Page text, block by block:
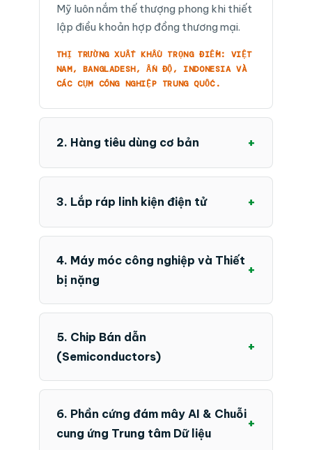
Mỹ luôn nắm thế thượng phong khi thiết
lập điều khoản hợp đồng thương mại.
THỊ TRƯỜNG XUẤT KHẨU TRỌNG ĐIỂM: VIỆT
NAM, BANGLADESH, ẤN ĐỘ, INDONESIA VÀ
CÁC CỤM CÔNG NGHIỆP TRUNG QUỐC.
2. Hàng tiêu dùng cơ bản +
3. Lắp ráp linh kiện điện tử +
4. Máy móc công nghiệp và Thiết
bị nặng
+
5. Chip Bán dẫn
(Semiconductors)
+
6. Phần cứng đám mây AI & Chuỗi
cung ứng Trung tâm Dữ liệu
+